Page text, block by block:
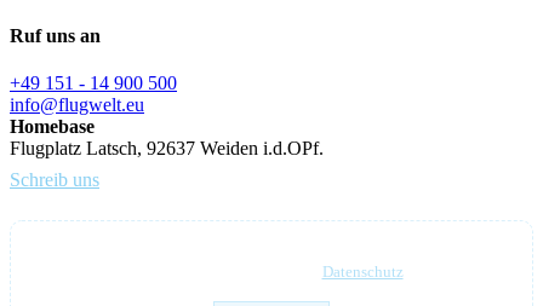
Ruf uns an
+49 151 - 14 900 500
info@flugwelt.eu
Homebase
Flugplatz Latsch, 92637 Weiden i.d.OPf.
Schreib uns
Datenschutz